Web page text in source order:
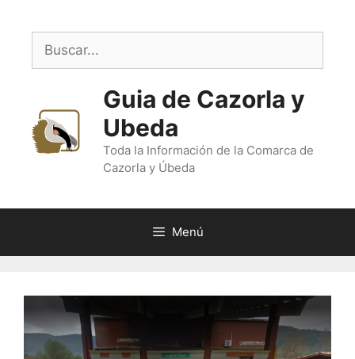
contenido
Buscar:
Guia de Cazorla y
Ubeda
Toda la Información de la Comarca de
Cazorla y Úbeda
Menú